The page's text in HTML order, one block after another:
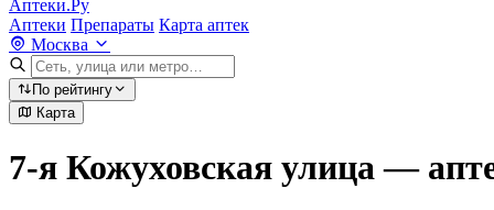
Аптеки.Ру
Аптеки Препараты Карта аптек
Москва
По рейтингу
Карта
7-я Кожуховская улица —